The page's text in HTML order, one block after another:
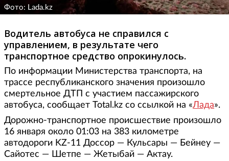
Фото: Lada.kz
Водитель автобуса не справился с
управлением, в результате чего
транспортное средство опрокинулось.
По информации Министерства транспорта, на
трассе республиканского значения произошло
смертельное ДТП с участием пассажирского
автобуса, сообщает Total.kz со ссылкой на «Лада».
Дорожно-транспортное происшествие произошло
16 января около 01:03 на 383 километре
автодороги KZ-11 Доссор — Кульсары — Бейнеу —
Сайотес — Шетпе — Жетыбай — Актау.